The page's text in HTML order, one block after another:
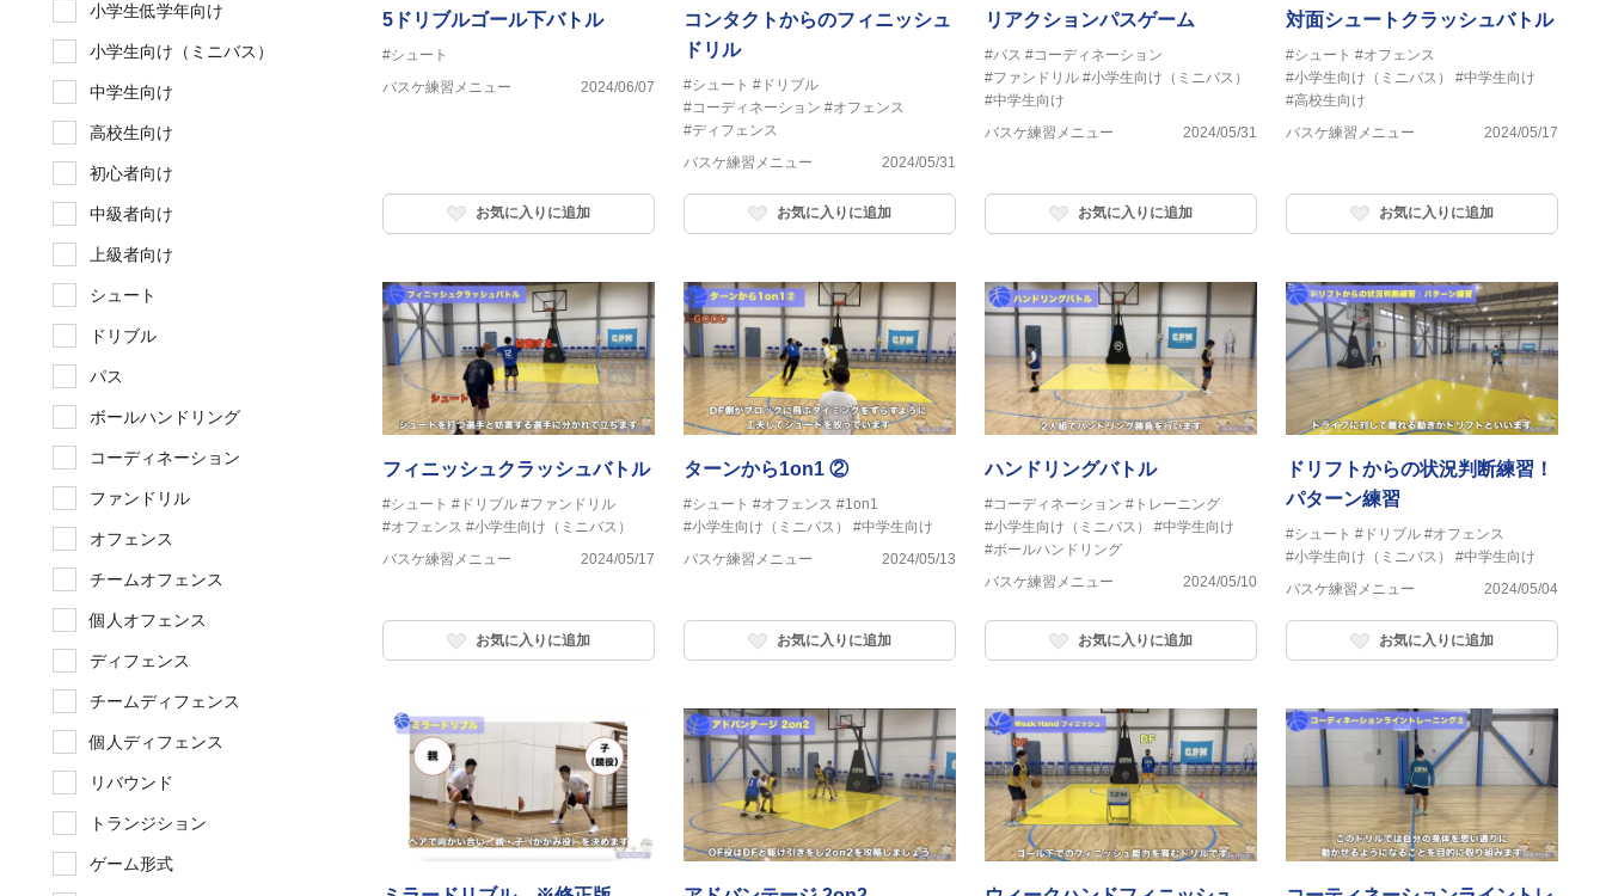
小学生低学年向け
小学生向け（ミニバス）
中学生向け
高校生向け
初心者向け
中級者向け
上級者向け
シュート
ドリブル
パス
ボールハンドリング
コーディネーション
ファンドリル
オフェンス
チームオフェンス
個人オフェンス
ディフェンス
チームディフェンス
個人ディフェンス
リバウンド
トランジション
ゲーム形式
5ドリブルゴール下バトル
#シュート
バスケ練習メニュー
2024/06/07
お気に入りに追加
コンタクトからのフィニッシュ
ドリル
#シュート #ドリブル
#コーディネーション #オフェンス
#ディフェンス
バスケ練習メニュー
2024/05/31
お気に入りに追加
リアクションパスゲーム
#パス #コーディネーション
#ファンドリル #小学生向け（ミニバス）
#中学生向け
バスケ練習メニュー
2024/05/31
お気に入りに追加
対面シュートクラッシュバトル
#シュート #オフェンス
#小学生向け（ミニバス）
#中学生向け
#高校生向け
バスケ練習メニュー
2024/05/17
お気に入りに追加
フィニッシュクラッシュバトル
#シュート #ドリブル #ファンドリル
#オフェンス #小学生向け（ミニバス）
バスケ練習メニュー
2024/05/17
お気に入りに追加
ターンから1on1 ②
#シュート #オフェンス #1on1
#小学生向け（ミニバス）
#中学生向け
バスケ練習メニュー
2024/05/13
お気に入りに追加
ハンドリングバトル
#コーディネーション #トレーニング
#小学生向け（ミニバス）
#中学生向け
#ボールハンドリング
バスケ練習メニュー
2024/05/10
お気に入りに追加
ドリフトからの状況判断練習！
パターン練習
#シュート #ドリブル #オフェンス
#小学生向け（ミニバス）
#中学生向け
バスケ練習メニュー
2024/05/04
お気に入りに追加